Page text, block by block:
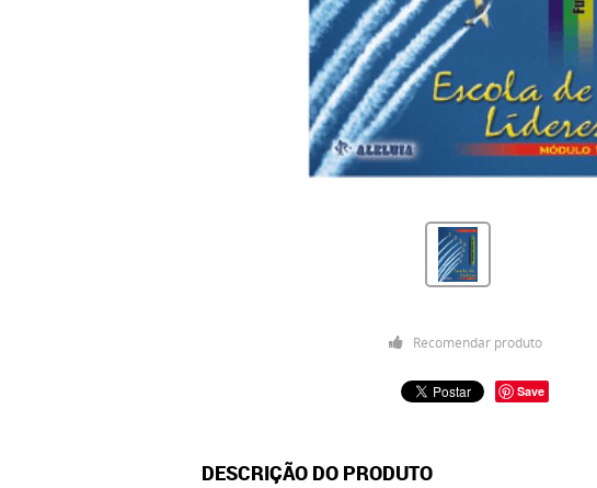
Recomendar produto
Save
DESCRIÇÃO DO PRODUTO